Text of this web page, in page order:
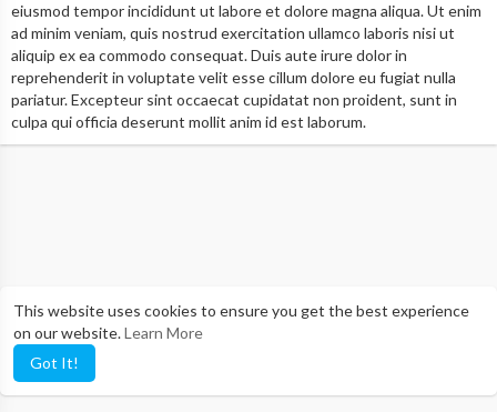
This website uses cookies to ensure you get the best experience
on our website.Learn More
Got It!
eiusmod tempor incididunt ut labore et dolore magna aliqua. Ut enim
ad minim veniam, quis nostrud exercitation ullamco laboris nisi ut
aliquip ex ea commodo consequat. Duis aute irure dolor in
reprehenderit in voluptate velit esse cillum dolore eu fugiat nulla
pariatur. Excepteur sint occaecat cupidatat non proident, sunt in
culpa qui officia deserunt mollit anim id est laborum.